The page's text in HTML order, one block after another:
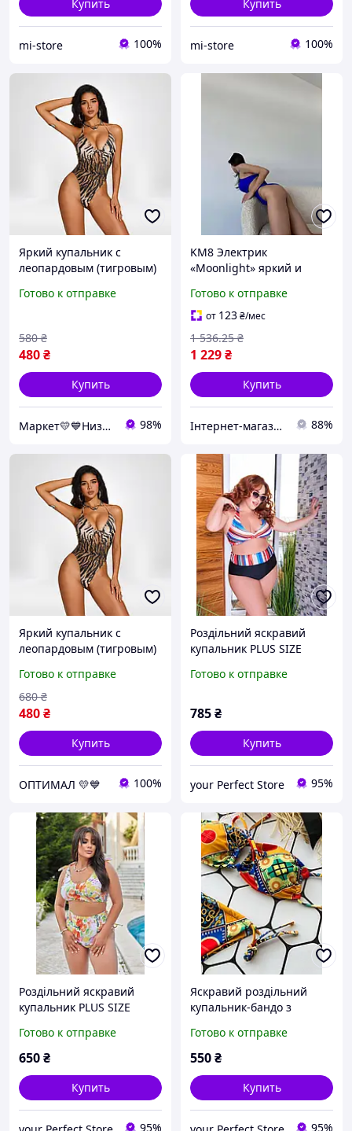
Купить
mi-store 100%
Купить
mi-store 100%
Яркий купальник с
леопардовым (тигровым)
спиной для пляжа 135-
Готово к отправке
480₴
580 ₴
Купить
Маркет💛💙Низких Цен 98%
KM8 Электрик
«Moonlight» яркий и
смелых решений на
пляже
Готово к отправке
от 123₴/мес
1 229₴
1 536.25 ₴
Купить
Інтернет-магазин Min Price 88%
Яркий купальник с
леопардовым (тигровым)
спиной для пляжа 135-
116
Готово к отправке
480₴
680 ₴
Купить
ОПТИМАЛ 💛💙 100%
Роздільний яскравий
купальник PLUS SIZE
високими плавками
Готово к отправке
785₴
Купить
your Perfect Store 95%
Роздільний яскравий
купальник PLUS SIZE
високими плавками
Готово к отправке
650₴
Купить
95%
Яскравий роздільний
купальник-бандо з
Готово к отправке
550₴
Купить
95%